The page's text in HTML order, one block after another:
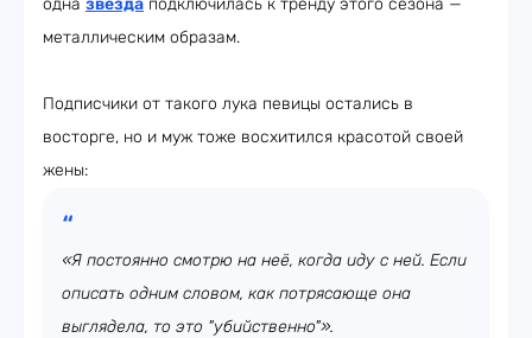
одна звезда подключилась к тренду этого сезона —
металлическим образам.
Подписчики от такого лука певицы остались в
восторге, но и муж тоже восхитился красотой своей
жены:
«Я постоянно смотрю на неё, когда иду с ней. Если
описать одним словом, как потрясающе она
выглядела, то это "убийственно"».